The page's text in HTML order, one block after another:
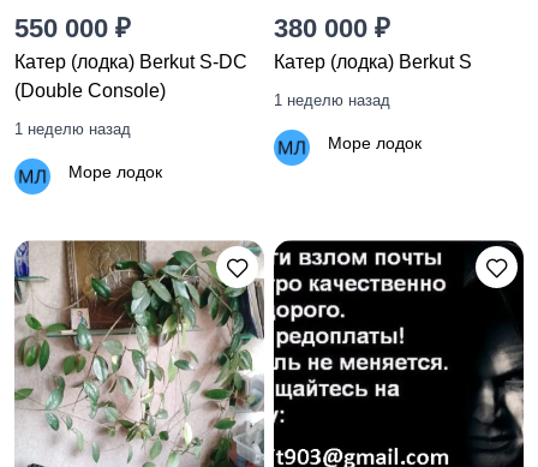
550 000 ₽
Катер (лодка) Berkut S-DC
(Double Console)
1 неделю назад
Море лодок
380 000 ₽
Катер (лодка) Berkut S
1 неделю назад
Море лодок